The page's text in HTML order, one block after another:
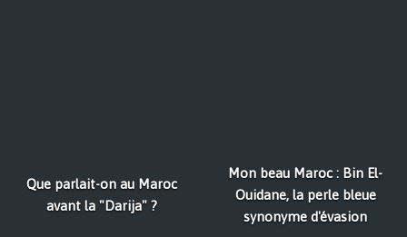
Que parlait-on au Maroc
avant la "Darija" ?
Mon beau Maroc : Bin El-
Ouidane, la perle bleue
synonyme d'évasion